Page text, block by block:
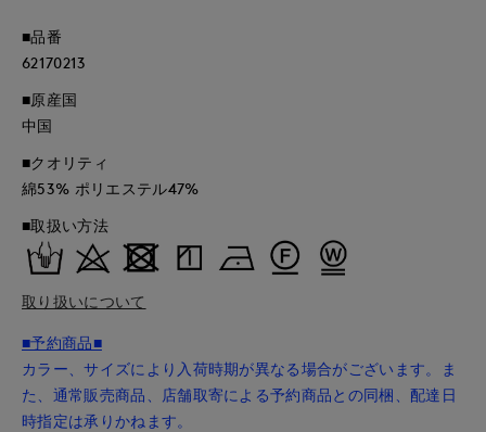
■品番
62170213
■原産国
中国
■クオリティ
綿53% ポリエステル47%
■取扱い方法
取り扱いについて
■予約商品■
カラー、サイズにより入荷時期が異なる場合がございます。ま
た、通常販売商品、店舗取寄による予約商品との同梱、配達日
時指定は承りかねます。